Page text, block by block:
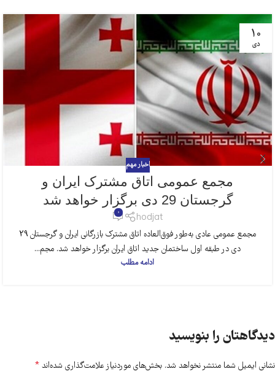
10
دی
اخبار مهم
مجمع عمومی اتاق مشترک ایران و
گرجستان 29 دی برگزار خواهد شد
hodjat
0
مجمع عمومی عادی به‌طور فوق‌العاده اتاق مشترک بازرگانی ایران و گرجستان 29
دی در طبقه اول ساختمان جدید اتاق ایران برگزار خواهد شد. مجم...
ادامه مطلب
دیدگاهتان را بنویسید
نشانی ایمیل شما منتشر نخواهد شد. بخش‌های موردنیاز علامت‌گذاری شده‌اند *